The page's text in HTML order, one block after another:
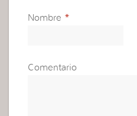
Nombre *
Comentario